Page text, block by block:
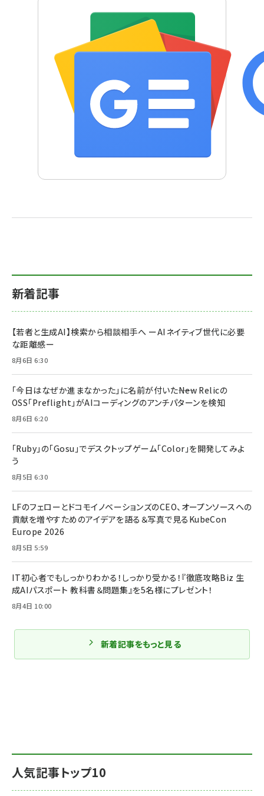
人気記事トップ10
新着記事
【若者と生成AI】検索から相談相手へ ーAIネイティブ世代に必要
な距離感ー
8月6日 6:30
「今日はなぜか進まなかった」に名前が付いた――New Relicの
OSS「Preflight」がAIコーディングのアンチパターンを検知
8月6日 6:20
「Ruby」の「Gosu」でデスクトップゲーム「Color」を開発してみよ
う
8月5日 6:30
LFのフェローとドコモイノベーションズのCEO、オープンソースへの
貢献を増やすためのアイデアを語る＆写真で見るKubeCon
Europe 2026
8月5日 5:59
IT初心者でもしっかりわかる！しっかり受かる！『徹底攻略Biz 生
成AIパスポート 教科書＆問題集』を5名様にプレゼント！
8月4日 10:00
新着記事をもっと見る